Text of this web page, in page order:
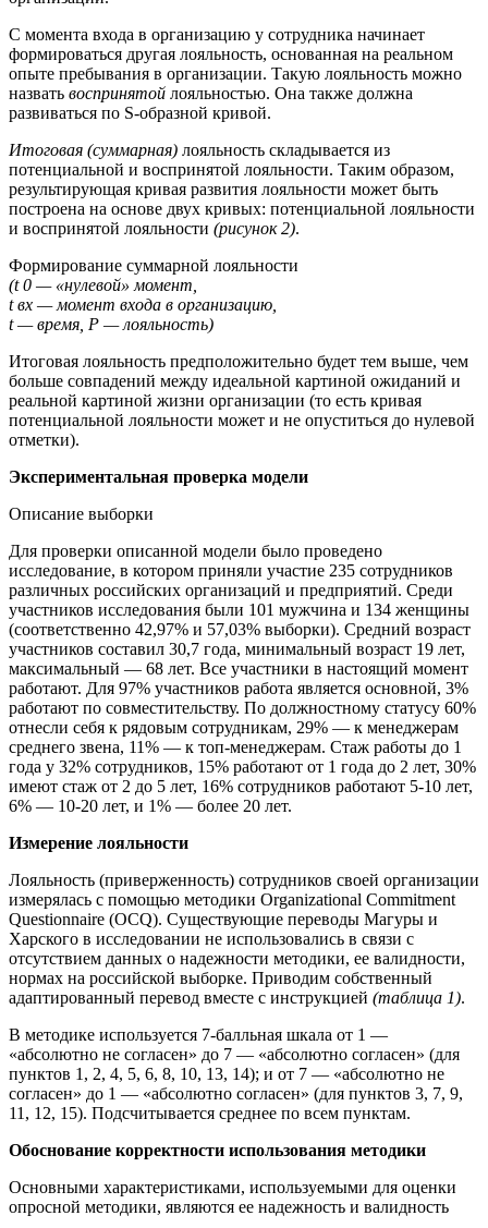
С момента входа в организацию у сотрудника начинает
формироваться другая лояльность, основанная на реальном
опыте пребывания в организации. Такую лояльность можно
назвать воспринятой лояльностью. Она также должна
развиваться по S-образной кривой.
Итоговая (суммарная) лояльность складывается из
потенциальной и воспринятой лояльности. Таким образом,
результирующая кривая развития лояльности может быть
построена на основе двух кривых: потенциальной лояльности
и воспринятой лояльности (рисунок 2).
Формирование суммарной лояльности
(t 0 — «нулевой» момент,
t вх — момент входа в организацию,
t — время, P — лояльность)
Итоговая лояльность предположительно будет тем выше, чем
больше совпадений между идеальной картиной ожиданий и
реальной картиной жизни организации (то есть кривая
потенциальной лояльности может и не опуститься до нулевой
отметки).
Экспериментальная проверка модели
Описание выборки
Для проверки описанной модели было проведено
исследование, в котором приняли участие 235 сотрудников
различных российских организаций и предприятий. Среди
участников исследования были 101 мужчина и 134 женщины
(соответственно 42,97% и 57,03% выборки). Средний возраст
участников составил 30,7 года, минимальный возраст 19 лет,
максимальный — 68 лет. Все участники в настоящий момент
работают. Для 97% участников работа является основной, 3%
работают по совместительству. По должностному статусу 60%
отнесли себя к рядовым сотрудникам, 29% — к менеджерам
среднего звена, 11% — к топ-менеджерам. Стаж работы до 1
года у 32% сотрудников, 15% работают от 1 года до 2 лет, 30%
имеют стаж от 2 до 5 лет, 16% сотрудников работают 5-10 лет,
6% — 10-20 лет, и 1% — более 20 лет.
Измерение лояльности
Лояльность (приверженность) сотрудников своей организации
измерялась с помощью методики Organizational Commitment
Questionnaire (OCQ). Существующие переводы Магуры и
Харского в исследовании не использовались в связи с
отсутствием данных о надежности методики, ее валидности,
нормах на российской выборке. Приводим собственный
адаптированный перевод вместе с инструкцией (таблица 1).
В методике используется 7-балльная шкала от 1 —
«абсолютно не согласен» до 7 — «абсолютно согласен» (для
пунктов 1, 2, 4, 5, 6, 8, 10, 13, 14); и от 7 — «абсолютно не
согласен» до 1 — «абсолютно согласен» (для пунктов 3, 7, 9,
11, 12, 15). Подсчитывается среднее по всем пунктам.
Обоснование корректности использования методики
Основными характеристиками, используемыми для оценки
опросной методики, являются ее надежность и валидность